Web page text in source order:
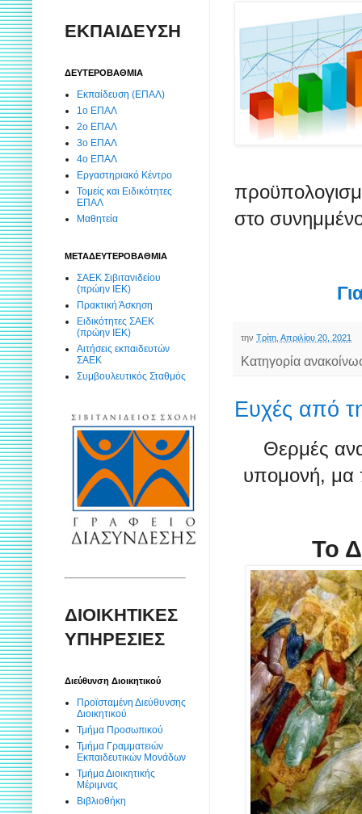
στο
την Τρίτη, Απριλίου 20, 2021
Κατηγορία
Ευχές από
Θερμές
υπομονή, μα
Το
ΕΚΠΑΙΔΕΥΣΗ
ΔΕΥΤΕΡΟΒΑΘΜΙΑ
Εκπαίδευση (ΕΠΑΛ)
1ο ΕΠΑΛ
2ο ΕΠΑΛ
3ο ΕΠΑΛ
4ο ΕΠΑΛ
Εργαστηριακό Κέντρο
Τομείς και Ειδικότητες
ΕΠΑΛ
Μαθητεία
ΜΕΤΑΔΕΥΤΕΡΟΒΑΘΜΙΑ
ΣΑΕΚ Σιβιτανιδείου
(πρώην ΙΕΚ)
Πρακτική Άσκηση
Ειδικότητες ΣΑΕΚ
(πρώην ΙΕΚ)
Αιτήσεις εκπαιδευτών
ΣΑΕΚ
Συμβουλευτικός Σταθμός
ΔΙΟΙΚΗΤΙΚΕΣ
ΥΠΗΡΕΣΙΕΣ
Διεύθυνση Διοικητικού
Προϊσταμένη Διεύθυνσης
Διοικητικού
Τμήμα Προσωπικού
Τμήμα Γραμματειών
Εκπαιδευτικών Μονάδων
Τμήμα Διοικητικής
Μέριμνας
Βιβλιοθήκη